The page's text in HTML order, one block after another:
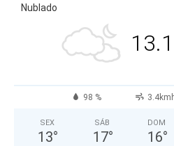
Nublado
13.1
98 %
SEX
13°
SÁB
17°
DOM
16°